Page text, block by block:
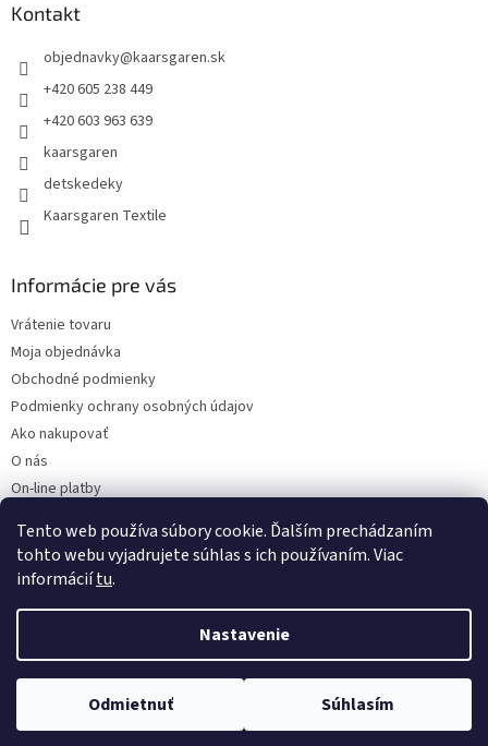
Tento web používa súbory cookie. Ďalším prechádzaním
tohto webu vyjadrujete súhlas s ich používaním. Viac
informáciítu.
Nastavenie
Odmietnuť Súhlasím
Kontakt
objednavky@kaarsgaren.sk
+420 605 238 449
+420 603 963 639
kaarsgaren
detskedeky
Kaarsgaren Textile
Informácie pre vás
Vrátenie tovaru
Moja objednávka
Obchodné podmienky
Podmienky ochrany osobných údajov
Ako nakupovať
O nás
On-line platby
Čo dať do kočíka v zime?
Vytvoril Shoptet
Copyright 2026Kaarsgaren.sk . Všetky práva vyhradené.